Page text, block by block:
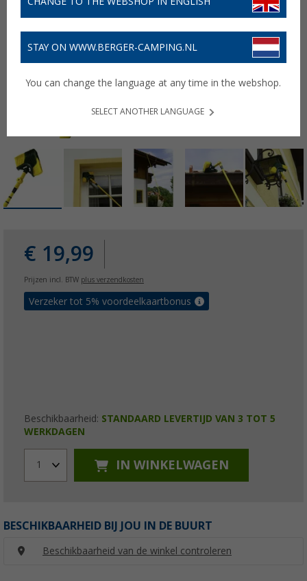
€ 19,99
Prijzen incl. BTW plus verzendkosten
Verzeker tot 5% voordeelkaartbonus
Beschikbaarheid: STANDAARD LEVERTIJD VAN 3 TOT 5
WERKDAGEN
1 IN WINKELWAGEN
BESCHIKBAARHEID BIJ JOU IN DE BUURT
Beschikbaarheid van de winkel controleren
STAY ON WWW.BERGER-CAMPING.NL
You can change the language at any time in the webshop.
SELECT ANOTHER LANGUAGE